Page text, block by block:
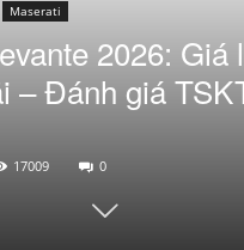
Maserati
2026: Giá
– Đánh giá
17009 0